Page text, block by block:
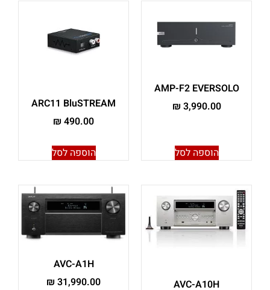
AMP-F2 EVERSOLO
₪ 3,990.00
הוספה לסל
ARC11 BluSTREAM
₪ 490.00
הוספה לסל
AVC-A10H
AVC-A1H
₪ 31,990.00